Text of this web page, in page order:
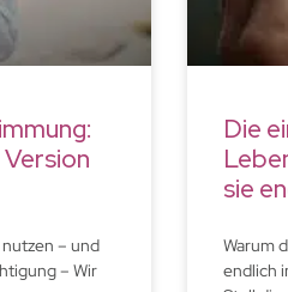
– und
– Wir
Die
sie
Warum
endlich